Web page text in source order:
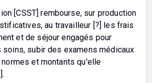
[CSST] rembourse, sur production
au travailleur [?] les frais
et de séjour engagés pour
subir des examens médicaux
et montants qu'elle